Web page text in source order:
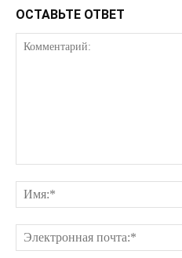
ОСТАВЬТЕ ОТВЕТ